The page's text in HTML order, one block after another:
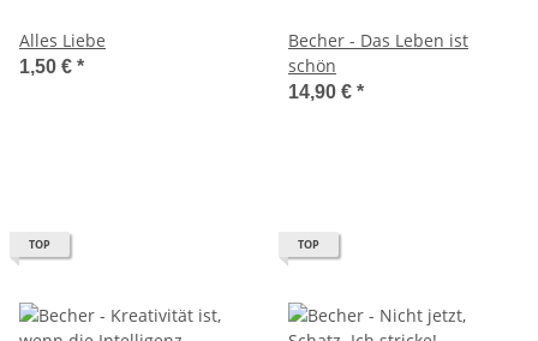
Alles Liebe
1,50 € *
Becher - Das Leben ist
schön
14,90 € *
TOP TOP